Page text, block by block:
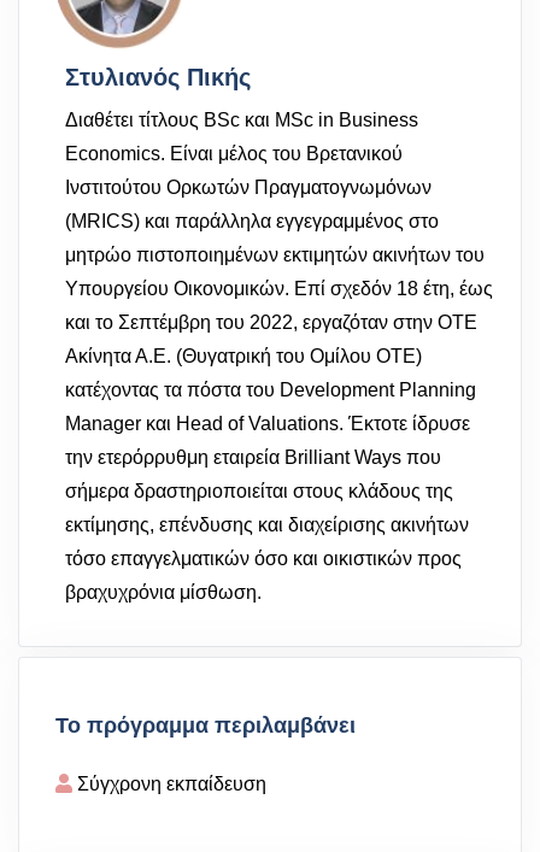
Στυλιανός Πικής
Διαθέτει τίτλους BSc και MSc in Business
Economics. Είναι μέλος του Βρετανικού
Ινστιτούτου Ορκωτών Πραγματογνωμόνων
(MRICS) και παράλληλα εγγεγραμμένος στο
μητρώο πιστοποιημένων εκτιμητών ακινήτων του
Υπουργείου Οικονομικών. Επί σχεδόν 18 έτη, έως
και το Σεπτέμβρη του 2022, εργαζόταν στην ΟΤΕ
Ακίνητα Α.Ε. (Θυγατρική του Ομίλου ΟΤΕ)
κατέχοντας τα πόστα του Development Planning
Manager και Head of Valuations. Έκτοτε ίδρυσε
την ετερόρρυθμη εταιρεία Brilliant Ways που
σήμερα δραστηριοποιείται στους κλάδους της
εκτίμησης, επένδυσης και διαχείρισης ακινήτων
τόσο επαγγελματικών όσο και οικιστικών προς
βραχυχρόνια μίσθωση.
Το πρόγραμμα περιλαμβάνει
Σύγχρονη εκπαίδευση